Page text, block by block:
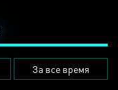
За все время